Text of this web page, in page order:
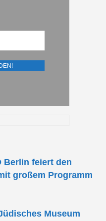
Berlin feiert den
großem Programm
Museum